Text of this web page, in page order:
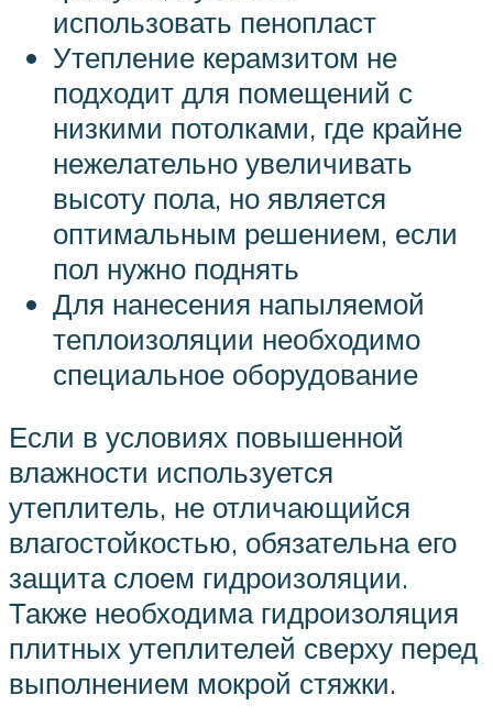
использовать пенопласт
Утепление керамзитом не
подходит для помещений с
низкими потолками, где крайне
нежелательно увеличивать
высоту пола, но является
оптимальным решением, если
пол нужно поднять
Для нанесения напыляемой
теплоизоляции необходимо
специальное оборудование
Если в условиях повышенной
влажности используется
утеплитель, не отличающийся
влагостойкостью, обязательна его
защита слоем гидроизоляции.
Также необходима гидроизоляция
плитных утеплителей сверху перед
выполнением мокрой стяжки.